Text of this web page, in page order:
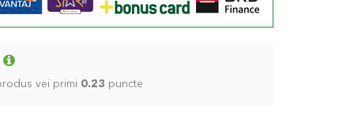
vei primi 0.23 puncte